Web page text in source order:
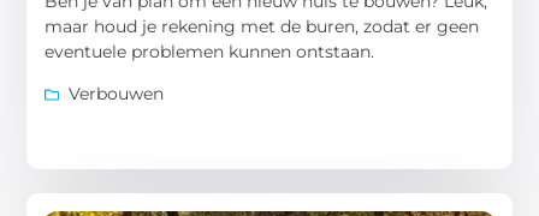
maar houd je rekening met de buren, zodat er geen
eventuele problemen kunnen ontstaan.
Verbouwen